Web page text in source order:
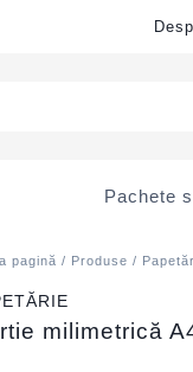
Pachete
pagină / Produse /
milimetrică